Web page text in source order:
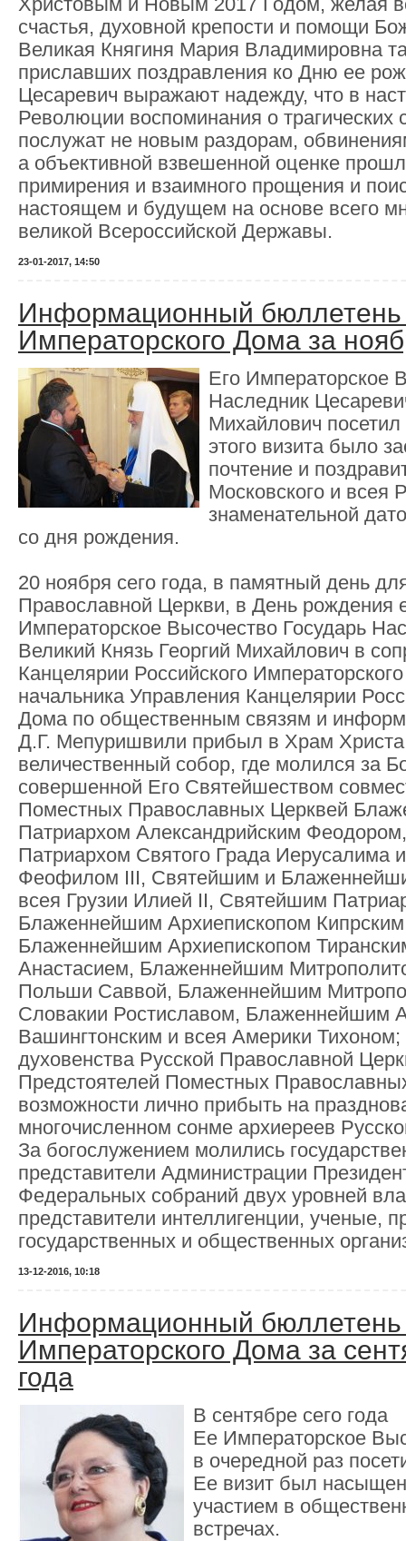
Христовым и Новым 2017 Годом, желая
счастья, духовной крепости и помощи
Великая Княгиня Мария Владимировна
приславших поздравления ко Дню ее
Цесаревич выражают надежду, что в
Революции воспоминания о трагических
послужат не новым раздорам,
а объективной взвешенной оценке
примирения и взаимного прощения и
настоящем и будущем на основе всего
великой Всероссийской Державы.
23-01-2017, 14:50
Информационный бюллетень
Императорского Дома за
Его Императорское
Наследник
Михайлович
этого визита было
почтение и
Московского и всея
знаменательной
со дня рождения.
20 ноября сего года, в памятный день
Православной Церкви, в День рождения
Императорское Высочество Государь
Великий Князь Георгий Михайлович в
Канцелярии Российского
начальника Управления Канцелярии
Дома по общественным связям и
Д.Г. Мепуришвили прибыл в Храм
величественный собор, где молился за
совершенной Его Святейшеством
Поместных Православных Церквей
Патриархом Александрийским
Патриархом Святого Града Иерусалима
Феофилом III, Святейшим и
всея Грузии Илией II, Святейшим
Блаженнейшим Архиепископом
Блаженнейшим Архиепископом
Анастасием, Блаженнейшим
Польши Саввой, Блаженнейшим
Словакии Ростиславом, Блаженнейшим
Вашингтонским и всея Америки
духовенства Русской Православной
Предстоятелей Поместных
возможности лично прибыть на
многочисленном сонме архиереев
За богослужением молились
представители Администрации
Федеральных собраний двух уровней
представители интеллигенции, ученые,
государственных и общественных
13-12-2016, 10:18
Информационный бюллетень
Императорского Дома за
года
В сентябре сего года
Ее Императорское
в очередной раз
Ее визит был
участием в
встречах.